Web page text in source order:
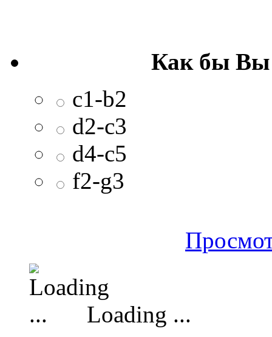
Как бы Вы
c1-b2
d2-c3
d4-c5
f2-g3
Loading ...